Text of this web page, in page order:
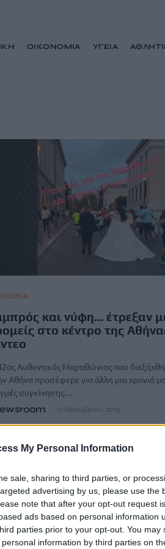
My Personal Information
sale, sharing to third parties, or
advertising by us, please use the
note that after your opt-out request
ads based on personal information
parties prior to your opt-out. You
information by third parties on
ΟΙΚΟΝΟΜΙΑ ΥΓΕΙΑ
και νύφη… έτρεξαν
στο κέντρο της
Αυθεντικός Μαραθώνιος που
Αθήνα προσέφερε για άλλη μια χρονιά
συγκίνησης…
10 Νοεμβρίου, 2025